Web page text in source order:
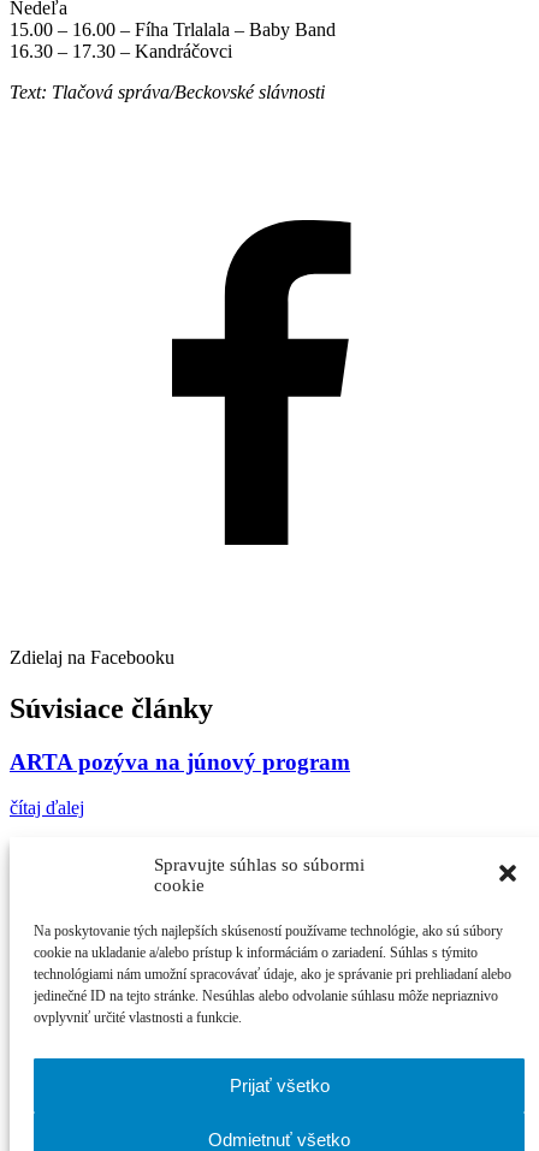
Spravujte súhlas so súbormi
cookie
Na poskytovanie tých najlepších skúseností používame technológie, ako sú súbory
cookie na ukladanie a/alebo prístup k informáciám o zariadení. Súhlas s týmito
technológiami nám umožní spracovávať údaje, ako je správanie pri prehliadaní alebo
jedinečné ID na tejto stránke. Nesúhlas alebo odvolanie súhlasu môže nepriaznivo
ovplyvniť určité vlastnosti a funkcie.
Prijať všetko
Odmietnuť všetko
Nedeľa
15.00 – 16.00 – Fíha Trlalala – Baby Band
16.30 – 17.30 – Kandráčovci
Text: Tlačová správa/Beckovské slávnosti
Zdielaj na Facebooku
Súvisiace články
ARTA pozýva na júnový program
čítaj ďalej
Dom umenia Slovenskej filharmónie Piešťany
pozýva na 71. ročník hudobného festivalu
čítaj ďalej
Apríl v ARTE prinesie pestrý program
čítaj ďalej